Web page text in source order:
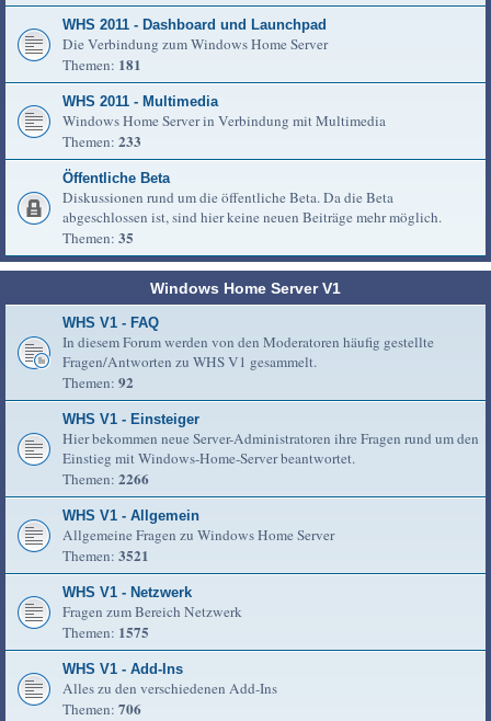
WHS 2011 - Dashboard und Launchpad
Die Verbindung zum Windows Home Server
Themen: 181
WHS 2011 - Multimedia
Windows Home Server in Verbindung mit Multimedia
Themen: 233
Öffentliche Beta
Diskussionen rund um die öffentliche Beta. Da die Beta
abgeschlossen ist, sind hier keine neuen Beiträge mehr möglich.
Themen: 35
Windows Home Server V1
WHS V1 - FAQ
In diesem Forum werden von den Moderatoren häufig gestellte
Fragen/Antworten zu WHS V1 gesammelt.
Themen: 92
WHS V1 - Einsteiger
Hier bekommen neue Server-Administratoren ihre Fragen rund um den
Einstieg mit Windows-Home-Server beantwortet.
Themen: 2266
WHS V1 - Allgemein
Allgemeine Fragen zu Windows Home Server
Themen: 3521
WHS V1 - Netzwerk
Fragen zum Bereich Netzwerk
Themen: 1575
WHS V1 - Add-Ins
Alles zu den verschiedenen Add-Ins
Themen: 706